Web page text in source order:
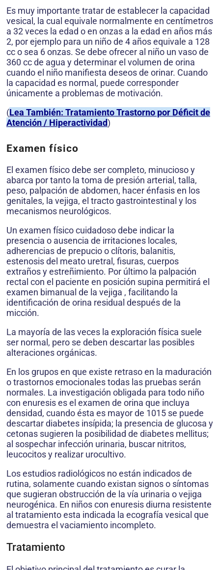
Es muy importante tratar de establecer la capacidad
vesical, la cual equivale normalmente en centímetros
a 32 veces la edad o en onzas a la edad en años más
2, por ejemplo para un niño de 4 años equivale a 128
cc o sea 6 onzas. Se debe ofrecer al niño un vaso de
360 cc de agua y determinar el volumen de orina
cuando el niño manifiesta deseos de orinar. Cuando
la capacidad es normal, puede corresponder
únicamente a problemas de motivación.
(Lea También: Tratamiento Trastorno por Déficit de
Atención / Hiperactividad)
Examen físico
El examen físico debe ser completo, minucioso y
abarca por tanto la toma de presión arterial, talla,
peso, palpación de abdomen, hacer énfasis en los
genitales, la vejiga, el tracto gastrointestinal y los
mecanismos neurológicos.
Un examen físico cuidadoso debe indicar la
presencia o ausencia de irritaciones locales,
adherencias de prepucio o clítoris, balanitis,
estenosis del meato uretral, fisuras, cuerpos
extraños y estreñimiento. Por último la palpación
rectal con el paciente en posición supina permitirá el
examen bimanual de la vejiga , facilitando la
identificación de orina residual después de la
micción.
La mayoría de las veces la exploración física suele
ser normal, pero se deben descartar las posibles
alteraciones orgánicas.
En los grupos en que existe retraso en la maduración
o trastornos emocionales todas las pruebas serán
normales. La investigación obligada para todo niño
con enuresis es el examen de orina que incluya
densidad, cuando ésta es mayor de 1015 se puede
descartar diabetes insípida; la presencia de glucosa y
cetonas sugieren la posibilidad de diabetes mellitus;
al sospechar infección urinaria, buscar nitritos,
leucocitos y realizar urocultivo.
Los estudios radiológicos no están indicados de
rutina, solamente cuando existan signos o síntomas
que sugieran obstrucción de la vía urinaria o vejiga
neurogénica. En niños con enuresis diurna resistente
al tratamiento esta indicada la ecografía vesical que
demuestra el vaciamiento incompleto.
Tratamiento